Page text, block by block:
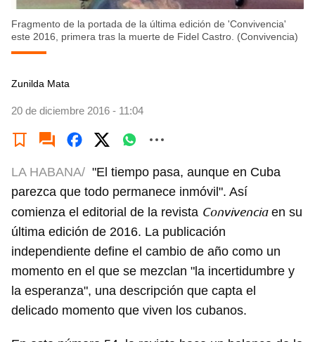
Fragmento de la portada de la última edición de 'Convivencia'
este 2016, primera tras la muerte de Fidel Castro. (Convivencia)
Zunilda Mata
20 de diciembre 2016 - 11:04
LA HABANA/ "El tiempo pasa, aunque en Cuba
parezca que todo permanece inmóvil". Así
comienza el editorial de la revista Convivenciaen su
última edición de 2016. La publicación
independiente define el cambio de año como un
momento en el que se mezclan "la incertidumbre y
la esperanza", una descripción que capta el
delicado momento que viven los cubanos.